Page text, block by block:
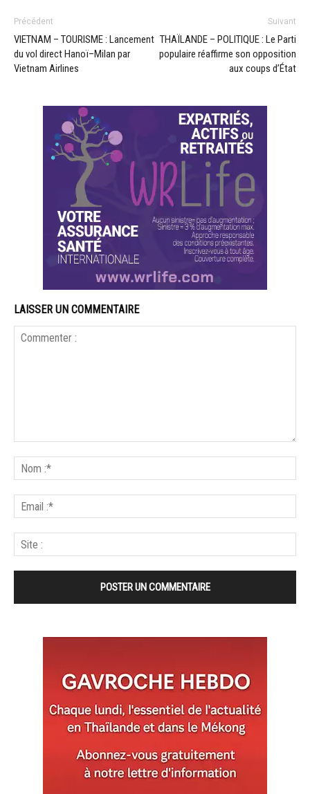
Précédent
VIETNAM – TOURISME : Lancement
du vol direct Hanoï–Milan par
Vietnam Airlines
Suivant
THAÏLANDE – POLITIQUE : Le Parti
populaire réaffirme son opposition
aux coups d’État
LAISSER UN COMMENTAIRE